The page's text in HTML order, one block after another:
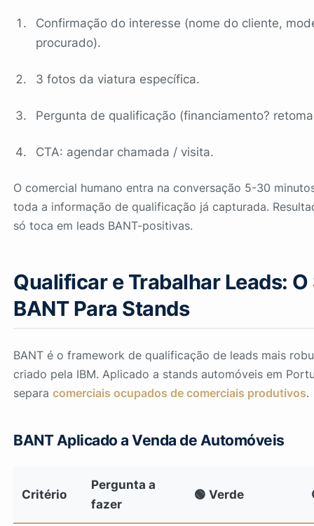
Confirmação do interesse (nome do cliente,
procurado).
3 fotos da viatura específica.
Pergunta de qualificação (financiamento?
CTA: agendar chamada / visita.
O comercial humano entra na conversação 5-30
toda a informação de qualificação já capturada.
só toca em leads BANT-positivas.
Qualificar e Trabalhar Leads:
BANT Para Stands
BANT é o framework de qualificação de leads mais
criado pela IBM. Aplicado a stands automóveis em
separacomerciais ocupados de comerciais produtivos.
BANT Aplicado a Venda de Automóveis
Critério
Pergunta a
fazer
🟢 Verde